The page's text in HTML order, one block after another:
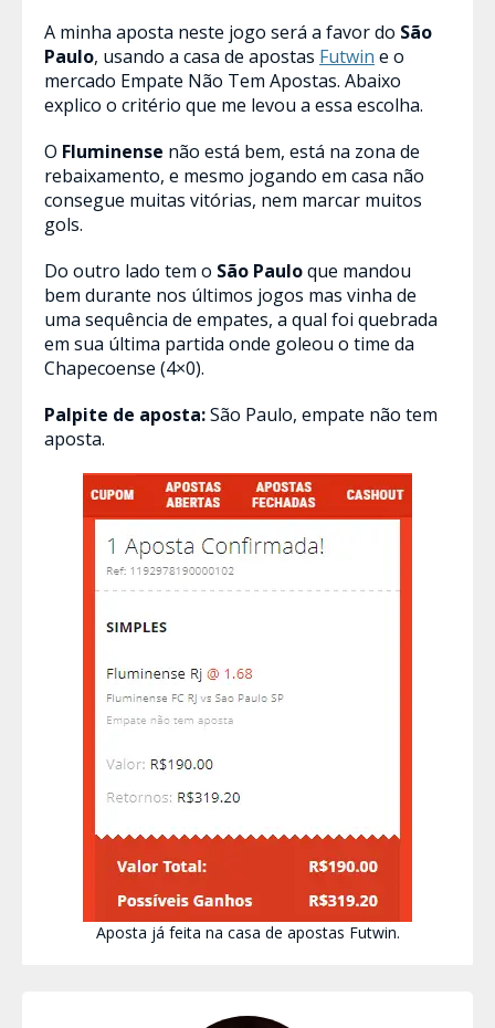
A minha aposta neste jogo será a favor do São
Paulo, usando a casa de apostas Futwin e o
mercado Empate Não Tem Apostas. Abaixo
explico o critério que me levou a essa escolha.
O Fluminense não está bem, está na zona de
rebaixamento, e mesmo jogando em casa não
consegue muitas vitórias, nem marcar muitos
gols.
Do outro lado tem o São Pauloque mandou
bem durante nos últimos jogos mas vinha de
uma sequência de empates, a qual foi quebrada
em sua última partida onde goleou o time da
Chapecoense (4×0).
Palpite de aposta:São Paulo, empate não tem
aposta.
Aposta já feita na casa de apostas Futwin.